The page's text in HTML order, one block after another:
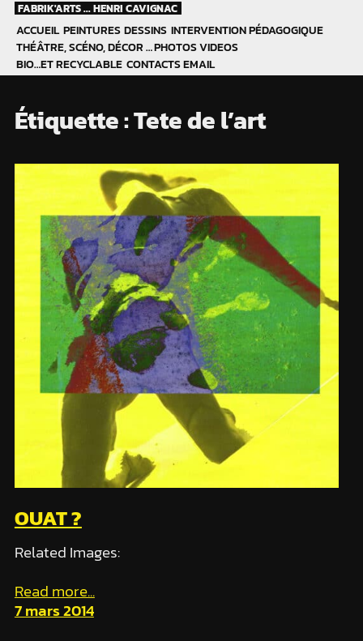
Skip
content
FABRIK'ARTS ... HENRI CAVIGNAC
ACCUEIL PEINTURES DESSINS INTERVENTION PÉDAGOGIQUE
THÉÂTRE, SCÉNO, DÉCOR …PHOTOSVIDEOS
BIO…ET RECYCLABLE CONTACTS EMAIL
Étiquette :Tete de l’art
OUAT ?
Related Images:
Read more...
7 mars 2014